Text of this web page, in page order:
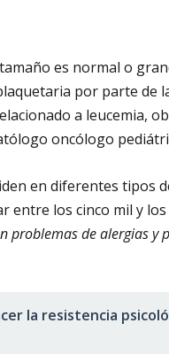
es normal o
por parte de
a leucemia,
oncólogo
en diferentes tipos
los cinco mil y los
problemas de alergias y
la resistencia